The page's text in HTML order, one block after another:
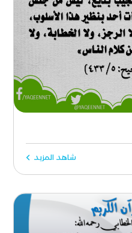
شاهد المزيد